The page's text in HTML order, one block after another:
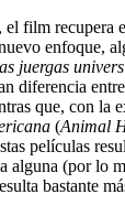
film recupera
enfoque,
juergas
diferencia entre
que, con la
(Animal
películas
alguna (por lo
bastante